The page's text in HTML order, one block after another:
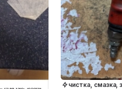
чистка, смазка,